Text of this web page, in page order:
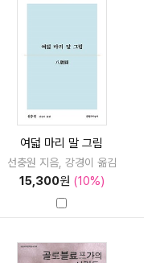
여덟 마리 말 그림
선충원 지음, 강경이 옮김
15,300원 (10%)